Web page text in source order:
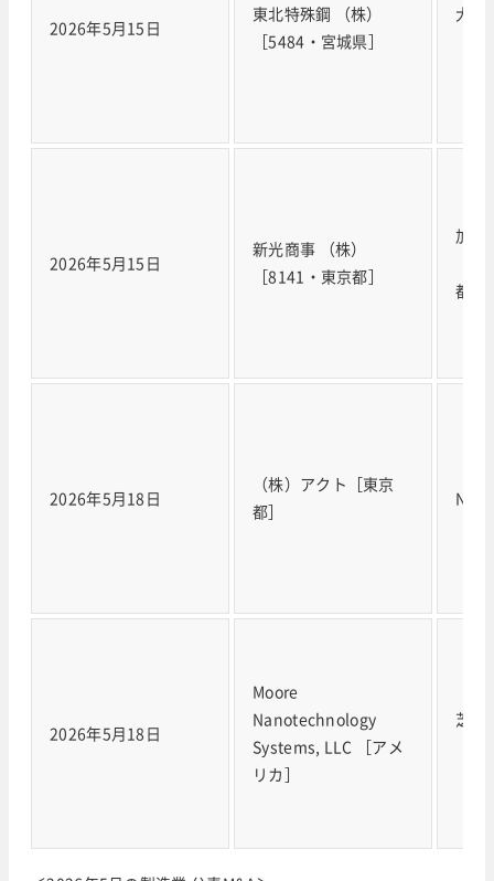
2026年5月15日
東北特殊鋼 （株）
［5484・宮城県］
大同
2026年5月15日
新光商事 （株）
［8141・東京都］
加賀
都］
2026年5月18日
（株）アクト［東京
都］
NYC
2026年5月18日
Moore
Nanotechnology
Systems, LLC ［アメ
リカ］
芝浦